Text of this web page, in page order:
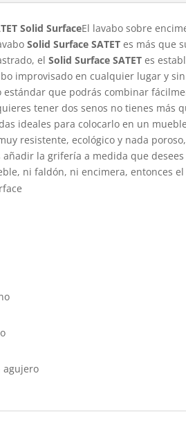
Solid SurfaceEl lavabo sobre
Solid Surface SATETes más que
elSolid Surface SATETes
improvisado en cualquier lugar y
que podrás combinar
tener dos senos no tienes más
ideales para colocarlo en un
resistente, ecológico y nada
la grifería a medida que
ni faldón, ni encimera, entonces el
agujero